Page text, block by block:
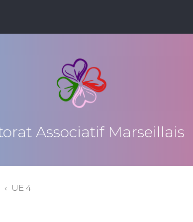
Associatif Marseillais
UE 4